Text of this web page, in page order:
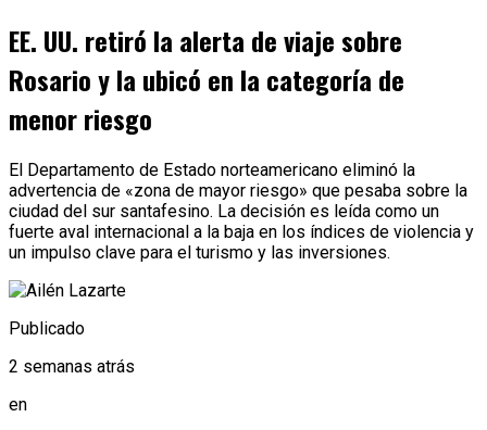
EE. UU. retiró la alerta de viaje sobre
Rosario y la ubicó en la categoría de
menor riesgo
El Departamento de Estado norteamericano eliminó la
advertencia de «zona de mayor riesgo» que pesaba sobre la
ciudad del sur santafesino. La decisión es leída como un
fuerte aval internacional a la baja en los índices de violencia y
un impulso clave para el turismo y las inversiones.
Publicado
2 semanas atrás
en